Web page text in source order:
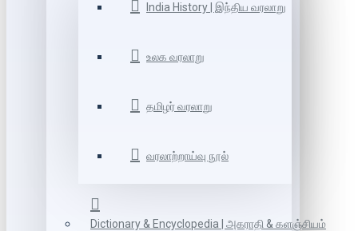
India History | இந்திய வரலாறு
உலக வரலாறு
தமிழர் வரலாறு
வரலாற்றாய்வு நூல்
Dictionary & Encyclopedia | அகராதி & களஞ்சியம்